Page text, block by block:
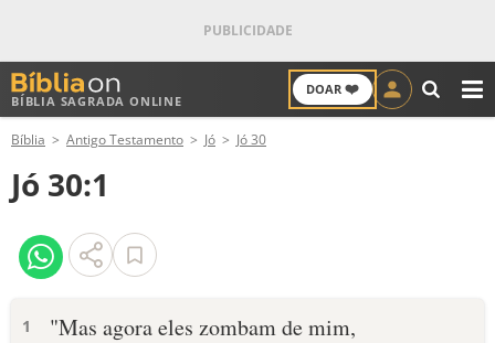
BÍBLIA SAGRADA ONLINE
DOAR ❤️
ANTIGO TESTAMENTO
NOVO TESTAMENTO
VERSÍCULOS
Bíblia Antigo Testamento Jó Jó 30
Jó 30:1
1
"Mas agora eles zombam de mim,